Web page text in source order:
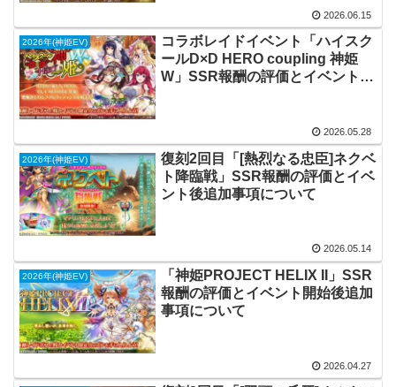
2026.06.15
2026年(神姫EV)
コラボレイドイベント「ハイスク
ールD×D HERO coupling 神姫
W」SSR報酬の評価とイベント開
2026.05.28
2026年(神姫EV)
復刻2回目「[熱烈なる忠臣]ネクベ
ト降臨戦」SSR報酬の評価とイベ
ント後追加事項について
2026.05.14
2026年(神姫EV)
「神姫PROJECT HELIX II」SSR
報酬の評価とイベント開始後追加
事項について
2026.04.27